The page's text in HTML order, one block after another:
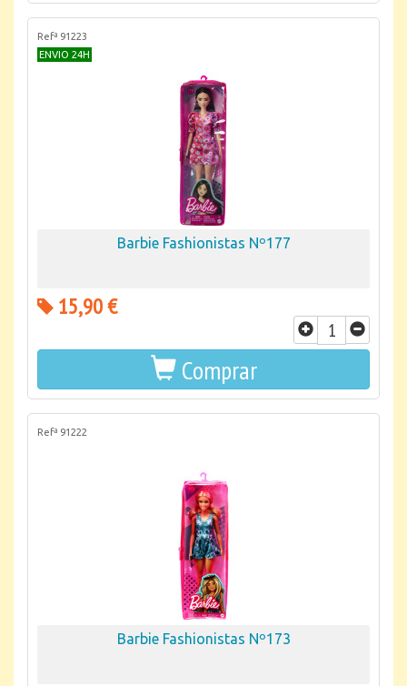
Refª 91223
ENVIO 24H
Barbie Fashionistas Nº177
15,90 €
Comprar
Refª 91222
Barbie Fashionistas Nº173